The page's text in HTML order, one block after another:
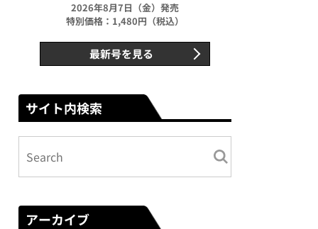
2026年8月7日（金）発売
特別価格：1,480円（税込）
最新号を見る
サイト内検索
アーカイブ